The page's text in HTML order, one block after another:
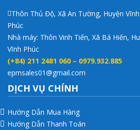
Thôn Thủ Độ, Xã An Tường, Huyện
Phúc
Nhà máy: Thôn Vinh Tiến, Xã Bá Hiến,
Vĩnh Phúc
(+84) 211 2481 060 – 0979.932.885
epmsales01@gmail.com
DỊCH VỤ CHÍNH
Hướng Dẫn Mua Hàng
Hướng Dẫn Thanh Toán